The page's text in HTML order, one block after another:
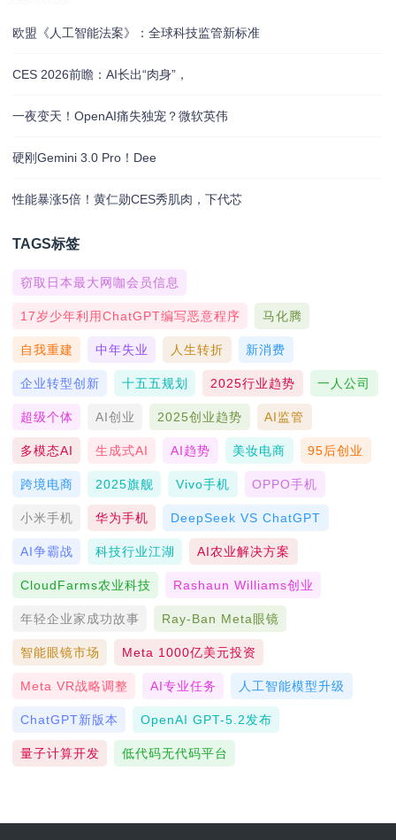
欧盟《人工智能法案》：全球科技监管新标准
CES 2026前瞻：AI长出“肉身”，
一夜变天！OpenAI痛失独宠？微软英伟
硬刚Gemini 3.0 Pro！Dee
性能暴涨5倍！黄仁勋CES秀肌肉，下代芯
TAGS标签
窃取日本最大网咖会员信息
17岁少年利用ChatGPT编写恶意程序 马化腾
自我重建 中年失业 人生转折 新消费
企业转型创新 十五五规划 2025行业趋势 一人公司
超级个体 AI创业 2025创业趋势 AI监管
多模态AI 生成式AI AI趋势 美妆电商 95后创业
跨境电商 2025旗舰 Vivo手机 OPPO手机
小米手机 华为手机 DeepSeek VS ChatGPT
AI争霸战 科技行业江湖 AI农业解决方案
CloudFarms农业科技 Rashaun Williams创业
年轻企业家成功故事 Ray-Ban Meta眼镜
智能眼镜市场 Meta 1000亿美元投资
Meta VR战略调整 AI专业任务 人工智能模型升级
ChatGPT新版本 OpenAI GPT-5.2发布
量子计算开发 低代码无代码平台